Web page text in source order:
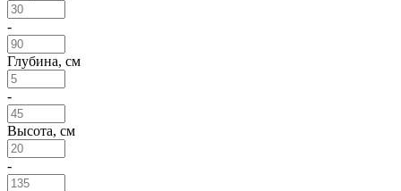
-
Глубина, см
-
Высота, см
-